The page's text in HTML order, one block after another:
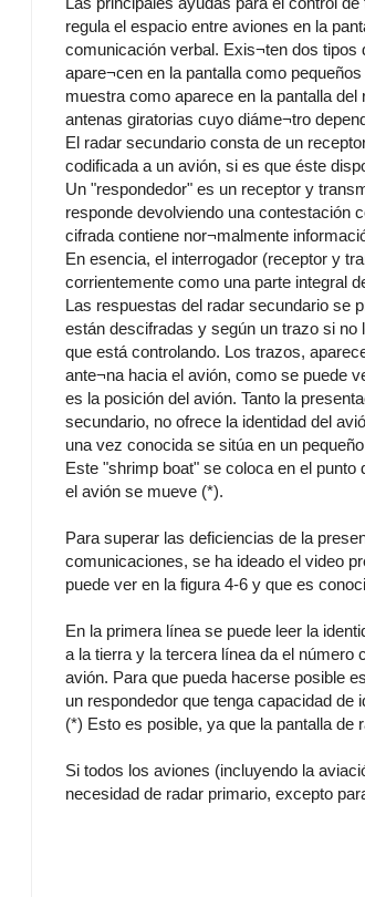
regula el espacio entre aviones en la
comunicación verbal. Exis¬ten dos
apare¬cen en la pantalla como
muestra como aparece en la pantalla
antenas giratorias cuyo diáme¬tro
El radar secundario consta de un
codificada a un avión, si es que éste
Un "respondedor" es un receptor y
responde devolviendo una contestación
cifrada contiene nor¬malmente
En esencia, el interrogador (receptor y
corrientemente como una parte integral
Las respuestas del radar secundario se
están descifradas y según un trazo si
que está controlando. Los trazos,
ante¬na hacia el avión, como se puede
es la posición del avión. Tanto la
secundario, no ofrece la identidad del
una vez conocida se sitúa en un
Este "shrimp boat" se coloca en el
el avión se mueve (*).
Para superar las deficiencias de la
comunicaciones, se ha ideado el video
puede ver en la figura 4-6 y que es
En la primera línea se puede leer la
a la tierra y la tercera línea da el número
avión. Para que pueda hacerse posible
un respondedor que tenga capacidad de
(*) Esto es posible, ya que la pantalla de
Si todos los aviones (incluyendo la
necesidad de radar primario, excepto